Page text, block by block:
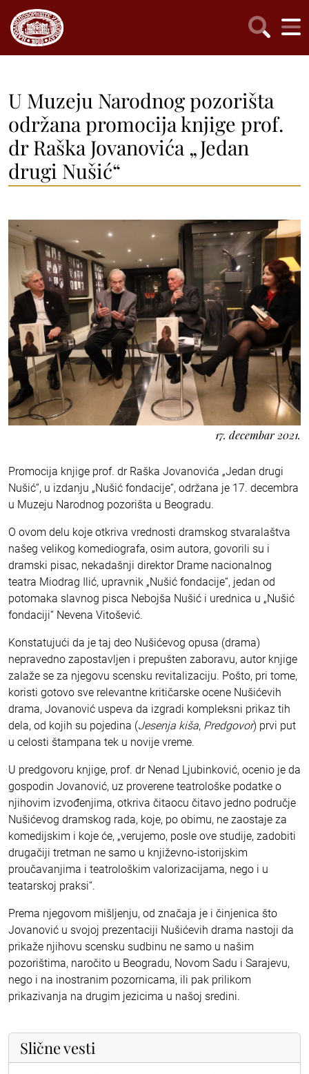
U Muzeju Narodnog pozorišta
održana promocija knjige prof.
dr Raška Jovanovića „Jedan
drugi Nušić“
17. decembar 2021.
Promocija knjige prof. dr Raška Jovanovića „Jedan drugi
Nušić“, u izdanju „Nušić fondacije“, održana je 17. decembra
u Muzeju Narodnog pozorišta u Beogradu.
O ovom delu koje otkriva vrednosti dramskog stvaralaštva
našeg velikog komediografa, osim autora, govorili su i
dramski pisac, nekadašnji direktor Drame nacionalnog
teatra Miodrag Ilić, upravnik „Nušić fondacije“, jedan od
potomaka slavnog pisca Nebojša Nušić i urednica u „Nušić
fondaciji“ Nevena Vitošević.
Konstatujući da je taj deo Nušićevog opusa (drama)
nepravedno zapostavljen i prepušten zaboravu, autor knjige
zalaže se za njegovu scensku revitalizaciju. Pošto, pri tome,
koristi gotovo sve relevantne kritičarske ocene Nušićevih
drama, Jovanović uspeva da izgradi kompleksni prikaz tih
dela, od kojih su pojedina (Jesenja kiša, Predgovor) prvi put
u celosti štampana tek u novije vreme.
U predgovoru knjige, prof. dr Nenad Ljubinković, ocenio je da
gospodin Jovanović, uz proverene teatrološke podatke o
njihovim izvođenjima, otkriva čitaocu čitavo jedno područje
Nušićevog dramskog rada, koje, po obimu, ne zaostaje za
komedijskim i koje će, „verujemo, posle ove studije, zadobiti
drugačiji tretman ne samo u književno-istorijskim
proučavanjima i teatrološkim valorizacijama, nego i u
teatarskoj praksi“.
Prema njegovom mišljenju, od značaja je i činjenica što
Jovanović u svojoj prezentaciji Nušićevih drama nastoji da
prikaže njihovu scensku sudbinu ne samo u našim
pozorištima, naročito u Beogradu, Novom Sadu i Sarajevu,
nego i na inostranim pozornicama, ili pak prilikom
prikazivanja na drugim jezicima u našoj sredini.
Slične vesti